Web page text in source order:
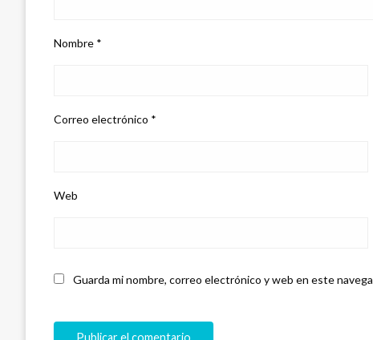
Nombre *
Correo electrónico *
Web
Guarda mi nombre, correo electrónico y web en este